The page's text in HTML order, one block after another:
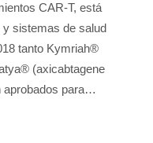
CAR-T, está
sistemas de salud
tanto Kymriah®
(axicabtagene
aprobados para…